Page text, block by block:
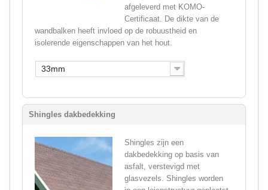
afgeleverd met KOMO-
Certificaat. De dikte van de
wandbalken heeft invloed op de robuustheid en
isolerende eigenschappen van het hout.
33mm
Shingles dakbedekking
Shingles zijn een
dakbedekking op basis van
asfalt, verstevigd met
glasvezels. Shingles worden